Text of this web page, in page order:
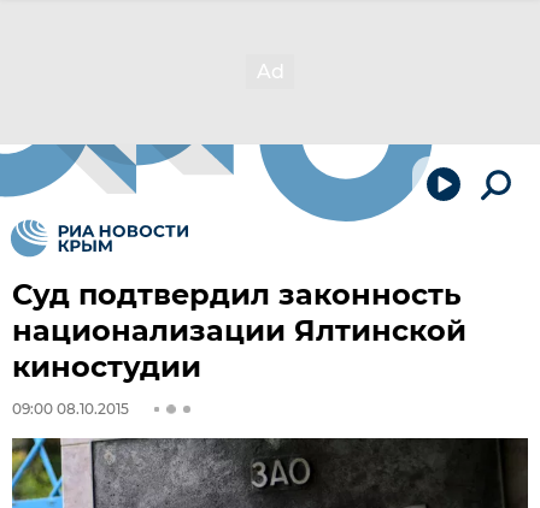
Суд подтвердил законность
национализации Ялтинской
киностудии
09:00 08.10.2015